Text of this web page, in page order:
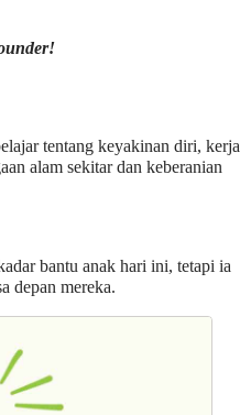
tentang keyakinan diri, kerja
alam sekitar dan keberanian
bantu anak hari ini, tetapi ia
depan mereka.